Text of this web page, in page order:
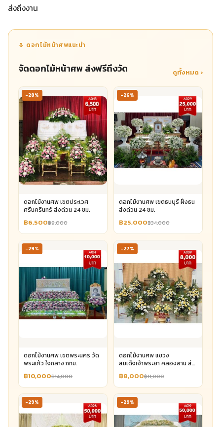
ส่งถึงงาน
🌷 ดอกไม้หน้าศพแนะนำ
จัดดอกไม้หน้าศพ ส่งฟรีถึงวัด ดูทั้งหมด ›
-28%
ดอกไม้งานศพ เขตประเวศ
ศรีนครินทร์ ส่งด่วน 24 ชม.
฿6,500฿9,000
-26%
ดอกไม้งานศพ เขตธนบุรี ฝั่งธน
ส่งด่วน 24 ชม.
฿25,000฿34,000
-29%
ดอกไม้งานศพ เขตพระนคร วัด
พระแก้ว ใจกลาง กทม.
฿10,000฿14,000
-27%
ดอกไม้งานศพ แขวง
สมเด็จเจ้าพระยา คลองสาน ส่ง
฿8,000฿11,000
-29% -29%